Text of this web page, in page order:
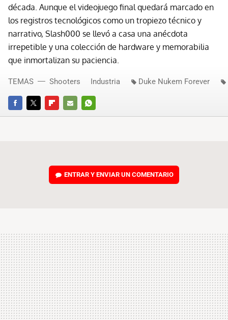
década. Aunque el videojuego final quedará marcado en
los registros tecnológicos como un tropiezo técnico y
narrativo, Slash000 se llevó a casa una anécdota
irrepetible y una colección de hardware y memorabilia
que inmortalizan su paciencia.
FACEBOOKTWITTERFLIPBOARD
E-
WHATSAPP
TEMAS Shooters Industria Duke Nukem Forever
ENTRAR Y ENVIAR UN COMENTARIO